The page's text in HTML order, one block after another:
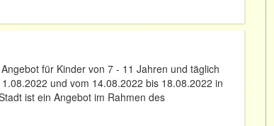
für Kinder von 7 - 11 Jahren und täglich
und vom 14.08.2022 bis 18.08.2022 in
ist ein Angebot im Rahmen des